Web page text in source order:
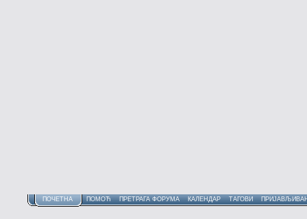
ПОЧЕТНА ПОМОЋ ПРЕТРАГА ФОРУМА КАЛЕНДАР ТАГОВИ